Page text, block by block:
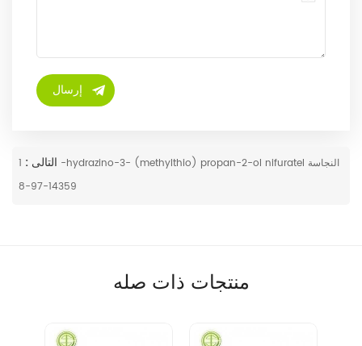
التالى : 1-hydrazino-3- (methylthio) propan-2-ol nifuratel النجاسة
14359-97-8
منتجات ذات صله